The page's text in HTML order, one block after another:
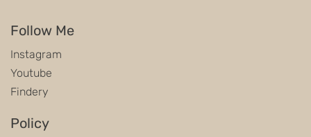
Follow Me
Instagram
Youtube
Findery
Policy